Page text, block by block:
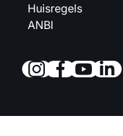
Huisregels
ANBI